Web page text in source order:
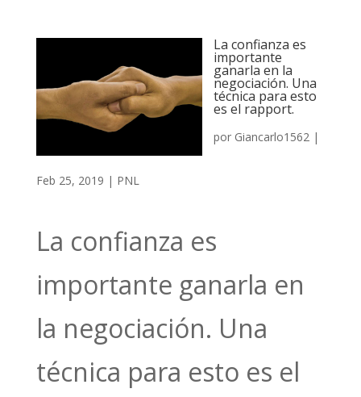
La confianza es
importante
ganarla en la
negociación. Una
técnica para esto
es el rapport.
por Giancarlo1562|
Feb 25, 2019 | PNL
La confianza es
importante ganarla en
la negociación. Una
técnica para esto es el